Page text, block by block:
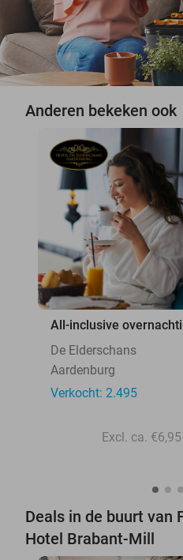
Anderen bekeken ook
All-inclusive
De Elderschans
Aardenburg
Verkocht: 2.495
Excl. ca.
Deals in de buurt van
Hotel Brabant-Mill